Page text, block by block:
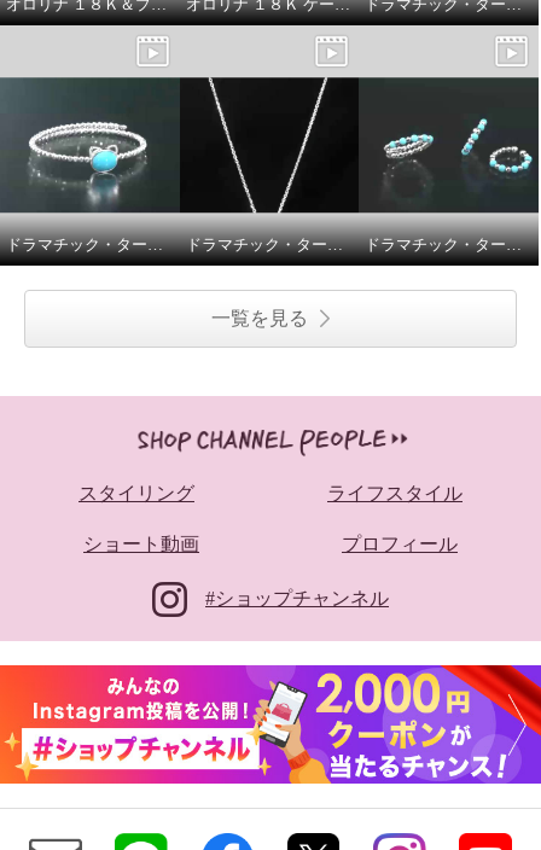
オロリナ １８Ｋ＆プラチナ９００ ルミナフラワー ピアス／ペンダントトップ オロリナ １８Ｋ ケーブルチェーン ネックレス ドラマチック・ターコイズ シルバー アリゾナ産ターコイズ ブルーキャット フレキシブルリング／アリゾナ産ターコイズ＆ ＣＺ ブルーキャット イヤリング／ピアス
ドラマチック・ターコイズ シルバー アリゾナ産ターコイズ ブルーキャット フレキシブルバングル ドラマチック・ターコイズ シルバー アリゾナ産ターコイズ＆ ＣＺ ブルーキャット ペンダント ドラマチック・ターコイズ シルバー アリゾナ産ターコイズ ミラーボール フレキシブルリング／フレキシブルイヤーカフ ＜ペア＞
一覧を見る
スタイリング ライフスタイル
ショート動画 プロフィール
#ショップチャンネル